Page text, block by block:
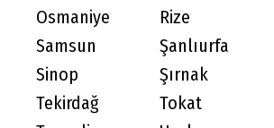
Osmaniye
Rize
Samsun
Şanlıurfa
Sinop
Şırnak
Tekirdağ
Tokat